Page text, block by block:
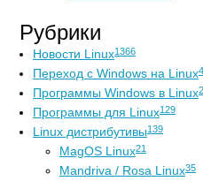
Рубрики
Новости Linux1366
Переход с Windows на Linux
Программы Windows в Linux
Программы для Linux129
Linux дистрибутивы139
MagOS Linux21
Mandriva / Rosa Linux35